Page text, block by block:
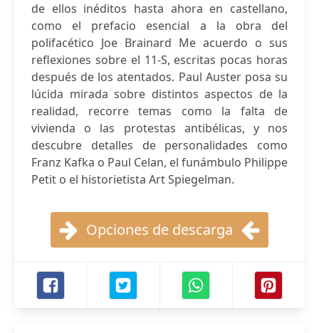
de ellos inéditos hasta ahora en castellano,
como el prefacio esencial a la obra del
polifacético Joe Brainard Me acuerdo o sus
reflexiones sobre el 11-S, escritas pocas horas
después de los atentados. Paul Auster posa su
lúcida mirada sobre distintos aspectos de la
realidad, recorre temas como la falta de
vivienda o las protestas antibélicas, y nos
descubre detalles de personalidades como
Franz Kafka o Paul Celan, el funámbulo Philippe
Petit o el historietista Art Spiegelman.
Opciones de descarga